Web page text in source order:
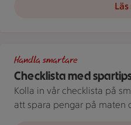
Checklista med
Handla smartare
Kolla in vår checklista på
att spara pengar på maten